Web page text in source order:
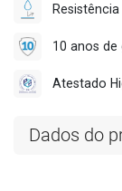
10 anos de
Atestado
Dados do